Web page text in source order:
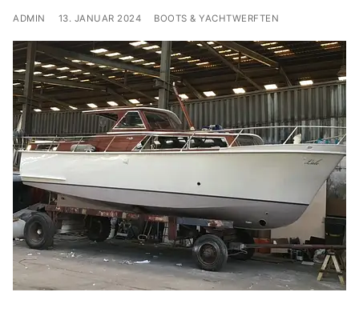
ADMIN 13. JANUAR 2024 BOOTS & YACHTWERFTEN